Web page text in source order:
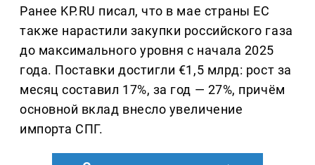
Ранее KP.RU писал, что в мае страны ЕС
также нарастили закупки российского газа
до максимального уровня с начала 2025
года. Поставки достигли €1,5 млрд: рост за
месяц составил 17%, за год — 27%, причём
основной вклад внесло увеличение
импорта СПГ.